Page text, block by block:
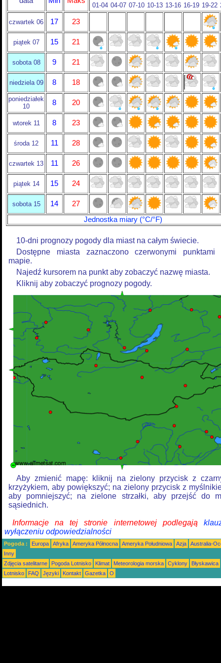
01-04 04-07 07-10 10-13 13-16 16-19 19-22
czwartek 06 17 23
piątek 07 15 21
sobota 08 9 21
niedziela 09 8 18
poniedziałek
10
8 20
wtorek 11 8 23
środa 12 11 28
czwartek 13 11 26
piątek 14 15 24
sobota 15 14
27
Jednostka miary (°C/°F)
10-dni prognozy pogody dla miast na całym świecie.
Dostępne miasta zaznaczono czerwonymi punktami
mapie.
Najedź kursorem na punkt aby zobaczyć nazwę miasta.
Kliknij aby zobaczyć prognozy pogody.
Aby zmienić mapę: kliknij na zielony przycisk z
krzyżykiem, aby powiększyć; na zielony przycisk z
aby pomniejszyć; na zielone strzałki, aby przejść do
sąsiednich.
Informacje na tej stronie internetowej podlegają
wyłączeniu odpowiedzialności
Pogoda : Europa Afryka Ameryka Północna Ameryka Południowa Azja
Australia-
Inny
Zdjęcia satelitarne
Pogoda Lotnisko Klimat Meteorologia morska Cyklony
Błyskawica
Lotnisko
FAQ Języki Kontakt Gazetka O